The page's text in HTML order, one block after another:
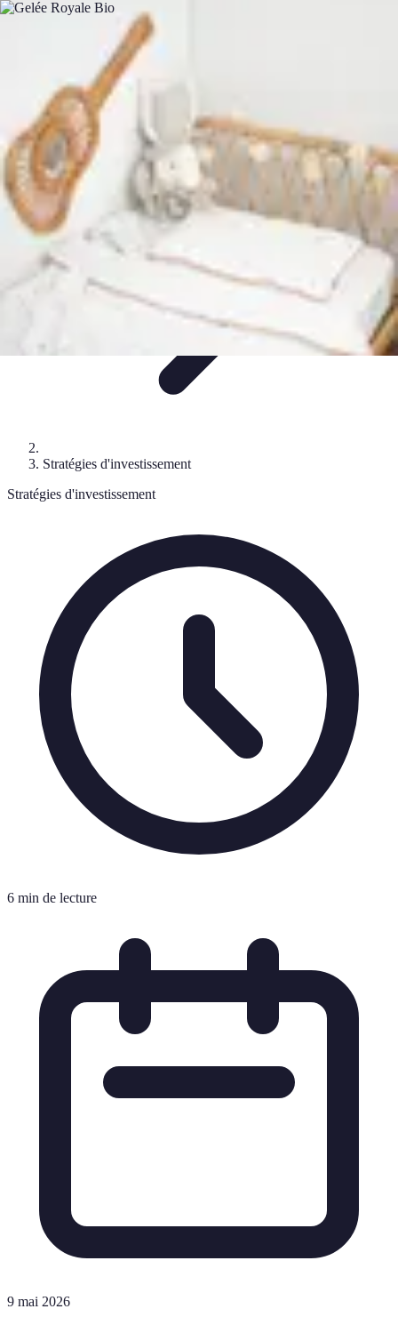
Patrimoine Optimal
Stratégies de Patrimoine
Stratégies d'Investissement
Conseils de gestion
Patrimoine Optimal
Stratégies d'investissement
Stratégies d'investissement
6 min de lecture
9 mai 2026